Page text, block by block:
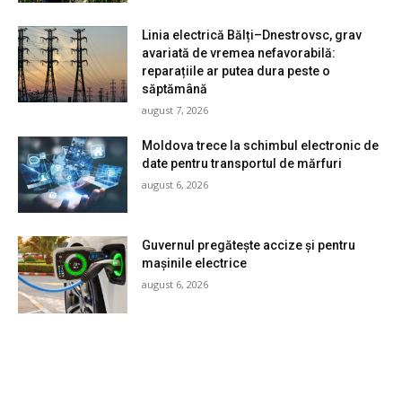
Linia electrică Bălți–Dnestrovsc, grav
avariată de vremea nefavorabilă:
reparațiile ar putea dura peste o
săptămână
august 7, 2026
Moldova trece la schimbul electronic de
date pentru transportul de mărfuri
august 6, 2026
Guvernul pregătește accize și pentru
mașinile electrice
august 6, 2026